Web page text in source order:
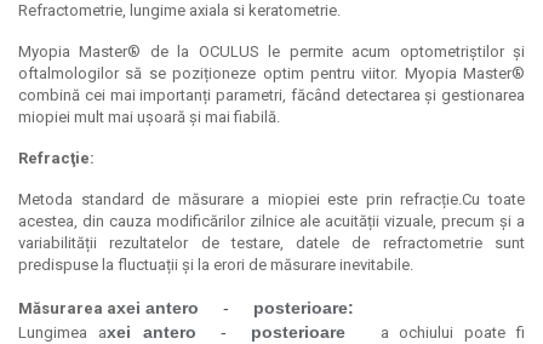
Refractometrie, lungime axiala si keratometrie.
Myopia Master® de la OCULUS le permite acum optometriștilor și
oftalmologilor să se poziționeze optim pentru viitor. Myopia Master®
combină cei mai importanți parametri, făcând detectarea și gestionarea
miopiei mult mai ușoară și mai fiabilă.
Refracţie:
Metoda standard de măsurare a miopiei este prin refracție.Cu toate
acestea, din cauza modificărilor zilnice ale acuității vizuale, precum și a
variabilității rezultatelor de testare, datele de refractometrie sunt
predispuse la fluctuații și la erori de măsurare inevitabile.
Măsurarea axei antero - posterioare:
Lungimea axei antero - posterioare
a ochiului poate fi